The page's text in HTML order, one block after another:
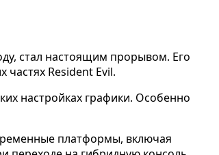
стал настоящим прорывом. Его
Resident Evil.
настройках графики. Особенно
платформы, включая